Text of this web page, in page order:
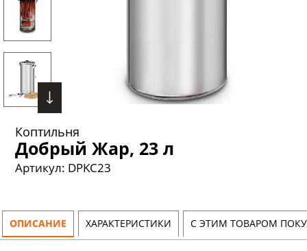
Коптильня
Добрый Жар, 23 л
Артикул: DPKC23
ОПИСАНИЕ ХАРАКТЕРИСТИКИ С ЭТИМ ТОВАРОМ